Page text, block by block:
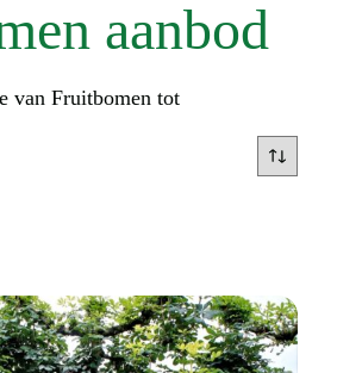
aanbod
van Fruitbomen tot